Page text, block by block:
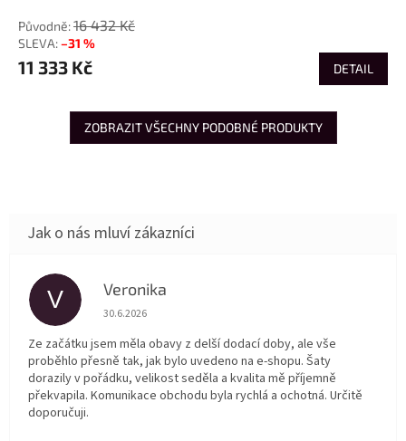
16 432 Kč
–31 %
11 333 Kč DETAIL
ZOBRAZIT VŠECHNY PODOBNÉ PRODUKTY
V Veronika
Hodnocení obchodu je 5 z 5 hvězdiček.
30.6.2026
Ze začátku jsem měla obavy z delší dodací doby, ale vše
proběhlo přesně tak, jak bylo uvedeno na e-shopu. Šaty
dorazily v pořádku, velikost seděla a kvalita mě příjemně
překvapila. Komunikace obchodu byla rychlá a ochotná. Určitě
doporučuji.